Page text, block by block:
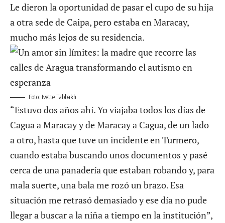
Le dieron la oportunidad de pasar el cupo de su hija
a otra sede de Caipa, pero estaba en Maracay,
mucho más lejos de su residencia.
Foto: Ivette Tabbakh
“Estuvo dos años ahí. Yo viajaba todos los días de
Cagua a Maracay y de Maracay a Cagua, de un lado
a otro, hasta que tuve un incidente en Turmero,
cuando estaba buscando unos documentos y pasé
cerca de una panadería que estaban robando y, para
mala suerte, una bala me rozó un brazo. Esa
situación me retrasó demasiado y ese día no pude
llegar a buscar a la niña a tiempo en la institución”,